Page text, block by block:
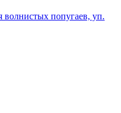
попугаев, уп.